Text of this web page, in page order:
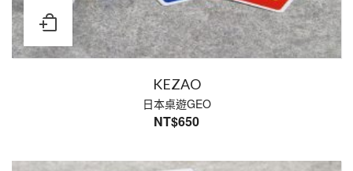
KEZAO
日本桌遊GEO
NT$650